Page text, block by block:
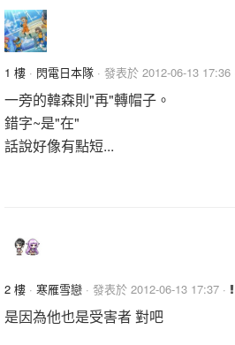
1 樓 · 閃電日本隊 · 發表於 2012-06-13 17:36
一旁的韓森則"再"轉帽子。
錯字~是"在"
話說好像有點短...
2 樓 · 寒雁雪戀 · 發表於 2012-06-13 17:37 ·
是因為他也是受害者 對吧